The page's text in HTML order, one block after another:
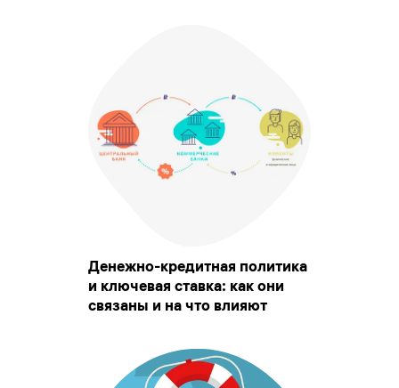
Денежно-кредитная политика
и ключевая ставка: как они
связаны и на что влияют